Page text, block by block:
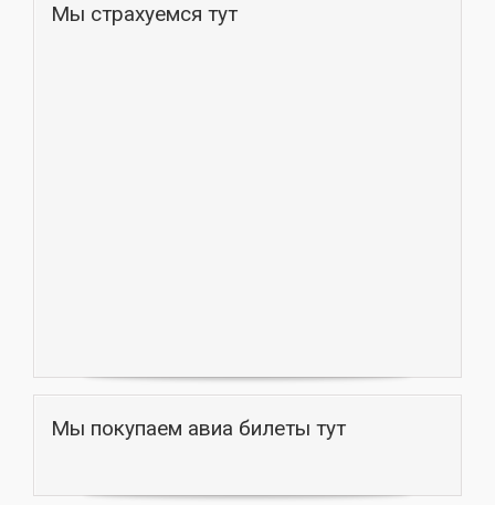
Мы страхуемся тут
Мы покупаем авиа билеты тут